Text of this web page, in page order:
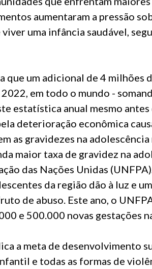
aumentaram a pressão
uma infância saudável,
que um adicional de 4 milhões
em todo o mundo -
estatística anual mesmo
deterioração econômica
as gravidezes na
maior taxa de gravidez na
das Nações Unidas
da região dão à luz e
de abuso. Este ano, o
e 500.000 novas gestações
a meta de desenvolvimento
e todas as formas de